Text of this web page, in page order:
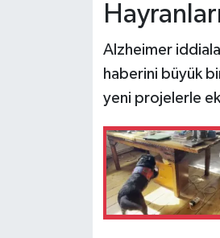
Alzheimer
haberini büyük
yeni projelerle